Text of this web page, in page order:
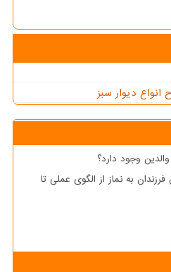
دیوار سبز
وجود دارد؟
به نماز از الگوی عملی تا